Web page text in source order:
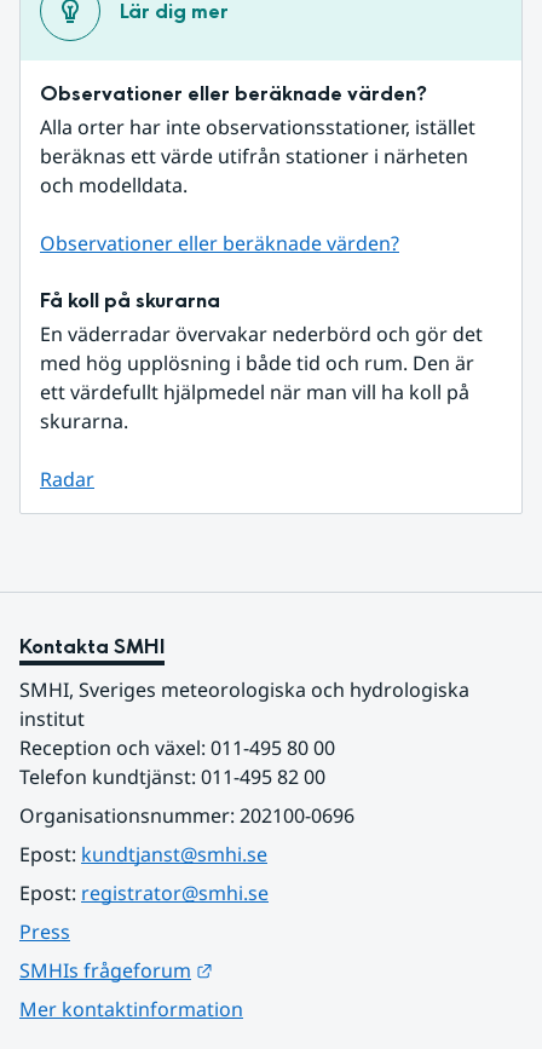
Lär dig mer
Observationer eller beräknade värden?
Alla orter har inte observationsstationer, istället
beräknas ett värde utifrån stationer i närheten
och modelldata.
Observationer eller beräknade värden?
Få koll på skurarna
En väderradar övervakar nederbörd och gör det
med hög upplösning i både tid och rum. Den är
ett värdefullt hjälpmedel när man vill ha koll på
skurarna.
Radar
Kontakta SMHI
SMHI, Sveriges meteorologiska och hydrologiska
institut
Reception och växel: 011-495 80 00
Telefon kundtjänst: 011-495 82 00
Organisationsnummer: 202100-0696
Epost: kundtjanst@smhi.se
Epost: registrator@smhi.se
Press
SMHIs frågeforum
Mer kontaktinformation